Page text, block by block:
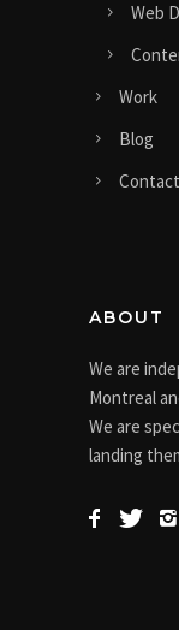
Web
Work
Blog
Contact
ABOUT
We are
Montreal
We are
landing